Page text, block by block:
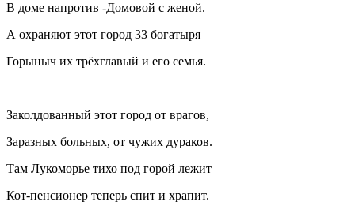
В доме напротив -Домовой с женой.
А охраняют этот город 33 богатыря
Горыныч их трёхглавый и его семья.
Заколдованный этот город от врагов,
Заразных больных, от чужих дураков.
Там Лукоморье тихо под горой лежит
Кот-пенсионер теперь спит и храпит.